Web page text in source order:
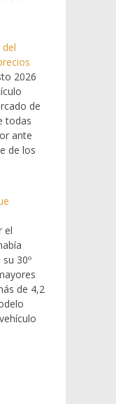
2026
de
todas
ante
de los
el
30º
de 4,2